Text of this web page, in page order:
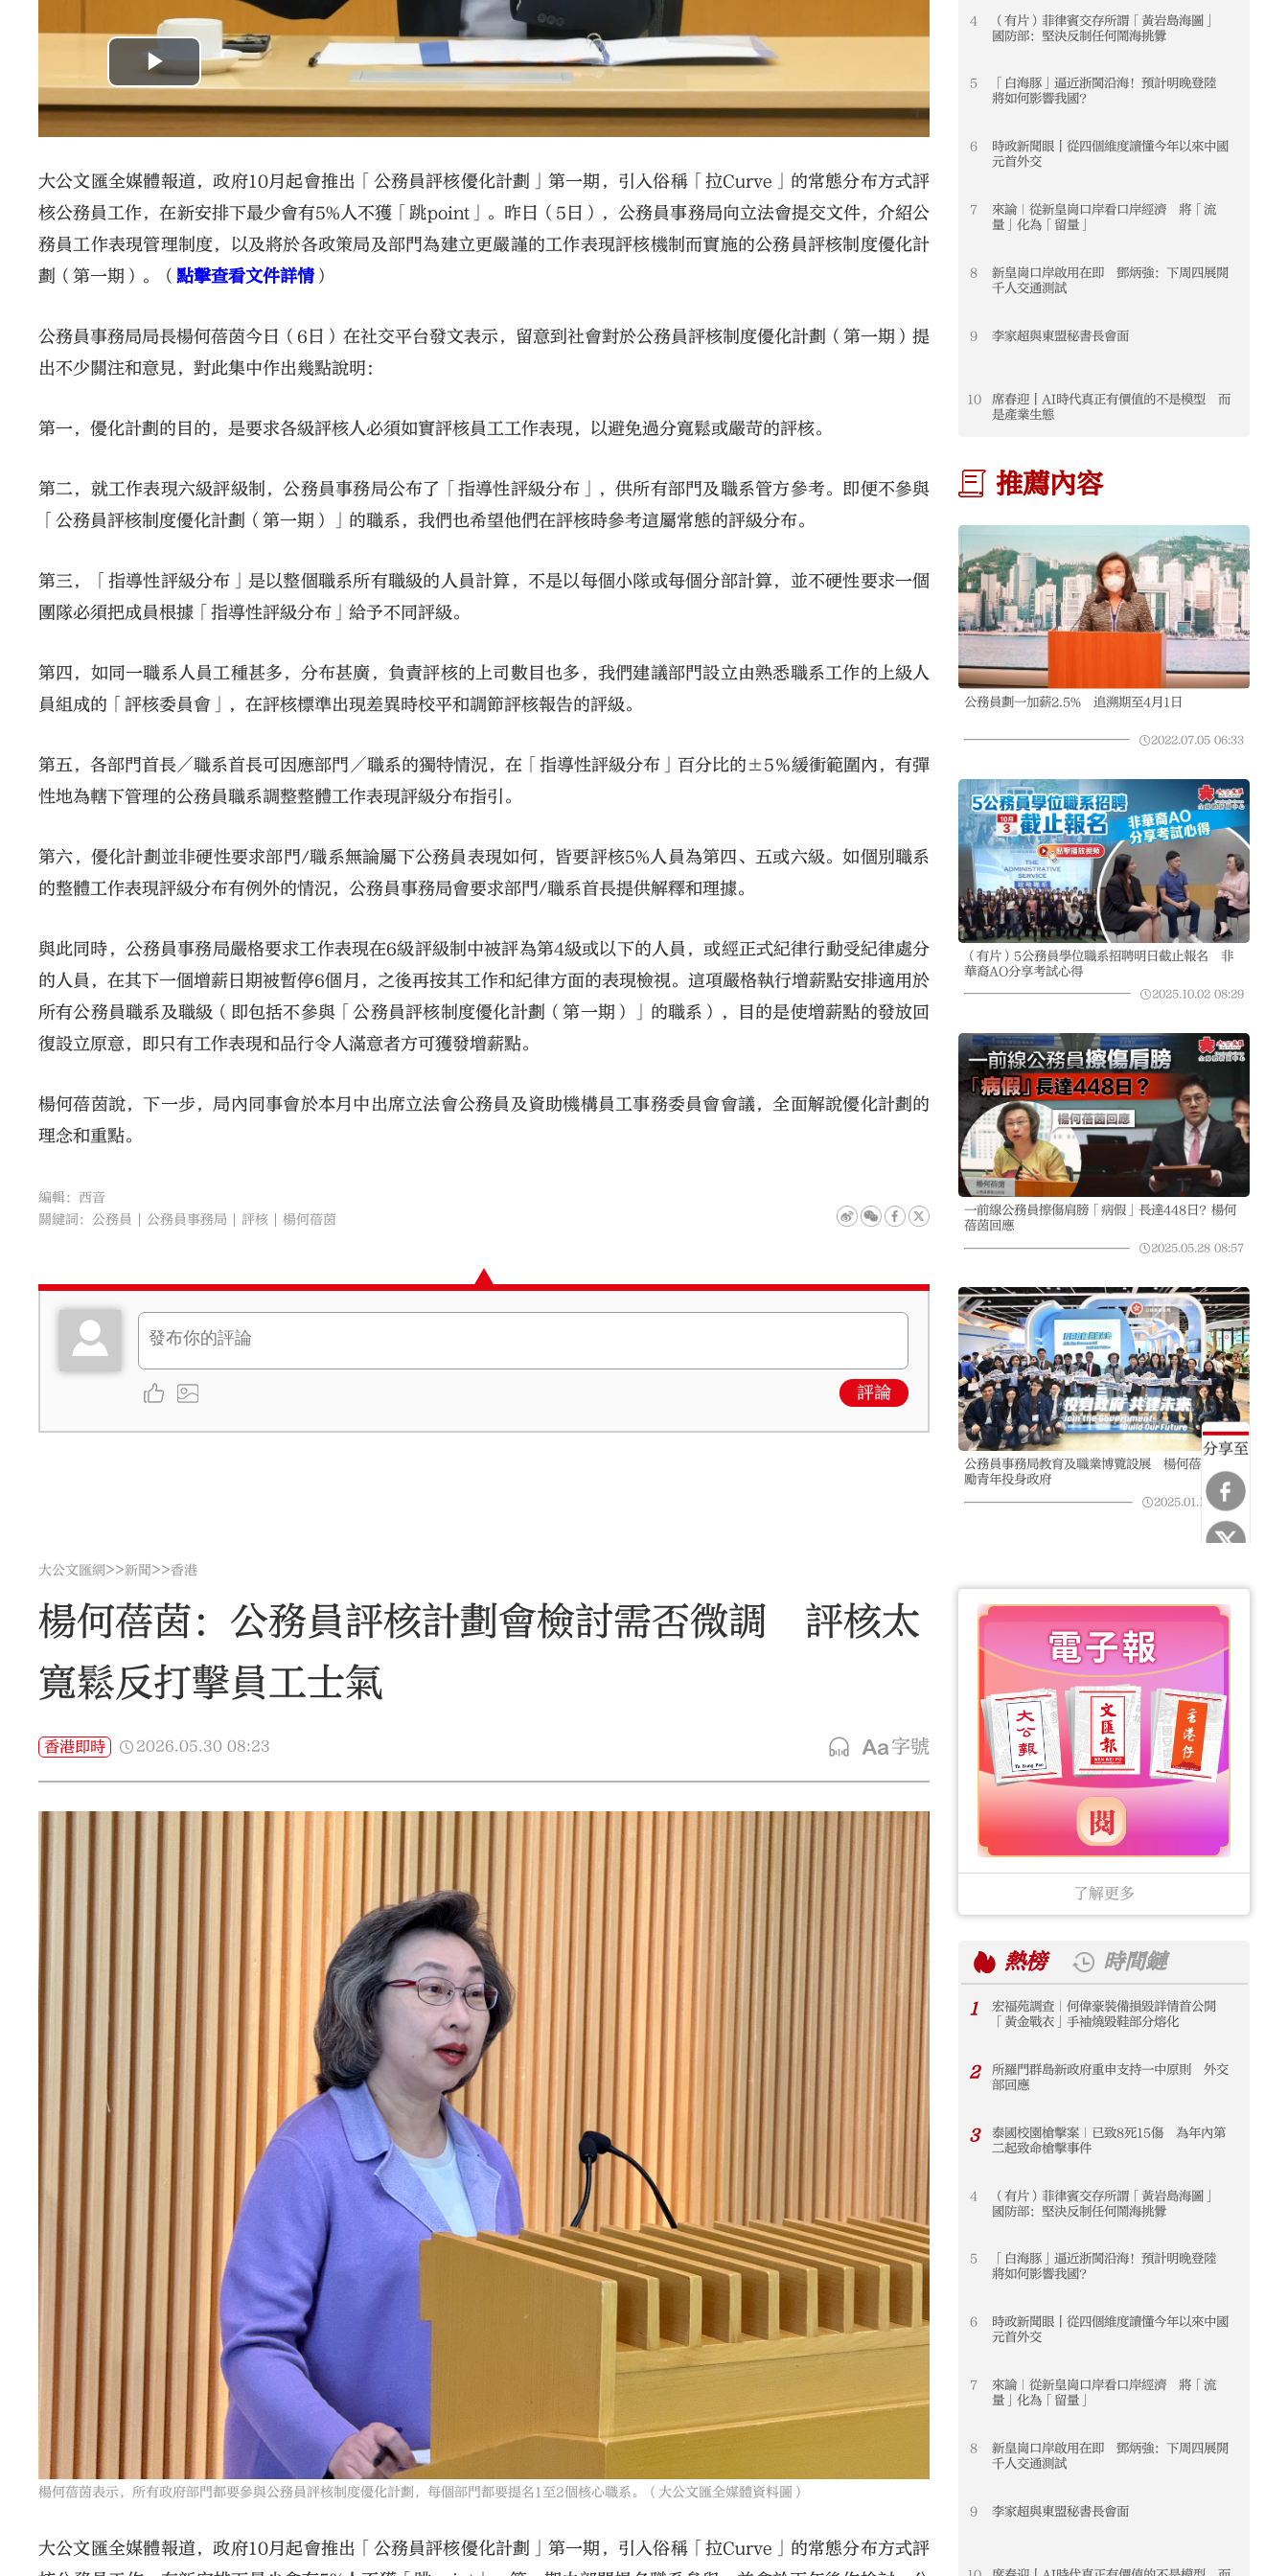
分享至
大公文匯全媒體報道，政府10月起會推出「公務員評核優化計劃」第一期，引入俗稱「拉Curve」的常態分布方式評
核公務員工作，在新安排下最少會有5%人不獲「跳point」。昨日（5日），公務員事務局向立法會提交文件，介紹公
務員工作表現管理制度，以及將於各政策局及部門為建立更嚴謹的工作表現評核機制而實施的公務員評核制度優化計
劃（第一期）。（ 點擊查看文件詳情）
公務員事務局局長楊何蓓茵今日（6日）在社交平台發文表示，留意到社會對於公務員評核制度優化計劃（第一期）提
出不少關注和意見，對此集中作出幾點說明：
第一，優化計劃的目的，是要求各級評核人必須如實評核員工工作表現，以避免過分寬鬆或嚴苛的評核。
第二，就工作表現六級評級制，公務員事務局公布了「指導性評級分布」，供所有部門及職系管方參考。即便不參與
「公務員評核制度優化計劃（第一期）」的職系，我們也希望他們在評核時參考這屬常態的評級分布。
第三，「指導性評級分布」是以整個職系所有職級的人員計算，不是以每個小隊或每個分部計算，並不硬性要求一個
團隊必須把成員根據「指導性評級分布」給予不同評級。
第四，如同一職系人員工種甚多，分布甚廣，負責評核的上司數目也多，我們建議部門設立由熟悉職系工作的上級人
員組成的「評核委員會」，在評核標準出現差異時校平和調節評核報告的評級。
第五，各部門首長／職系首長可因應部門／職系的獨特情況，在「指導性評級分布」百分比的±5％緩衝範圍內，有彈
性地為轄下管理的公務員職系調整整體工作表現評級分布指引。
第六，優化計劃並非硬性要求部門/職系無論屬下公務員表現如何，皆要評核5%人員為第四、五或六級。如個別職系
的整體工作表現評級分布有例外的情況，公務員事務局會要求部門/職系首長提供解釋和理據。
與此同時，公務員事務局嚴格要求工作表現在6級評級制中被評為第4級或以下的人員，或經正式紀律行動受紀律處分
的人員，在其下一個增薪日期被暫停6個月，之後再按其工作和紀律方面的表現檢視。這項嚴格執行增薪點安排適用於
所有公務員職系及職級（即包括不參與「公務員評核制度優化計劃（第一期）」的職系），目的是使增薪點的發放回
復設立原意，即只有工作表現和品行令人滿意者方可獲發增薪點。
楊何蓓茵說，下一步，局內同事會於本月中出席立法會公務員及資助機構員工事務委員會會議，全面解說優化計劃的
理念和重點。
編輯：西音
關鍵詞： 公務員 公務員事務局 評核 楊何蓓茵
評論
4
（有片）菲律賓交存所謂「黃岩島海圖」
國防部：堅決反制任何鬧海挑釁
5
「白海豚」逼近浙閩沿海！預計明晚登陸
將如何影響我國？
6
時政新聞眼丨從四個維度讀懂今年以來中國
元首外交
7
來論｜從新皇崗口岸看口岸經濟 將「流
量」化為「留量」
8
新皇崗口岸啟用在即 鄧炳強：下周四展開
千人交通測試
9 李家超與東盟秘書長會面
10
席春迎丨AI時代真正有價值的不是模型 而
是產業生態
推薦內容
公務員劃一加薪2.5% 追溯期至4月1日
2022.07.05 06:33
（有片）5公務員學位職系招聘明日截止報名 非
華裔AO分享考試心得
2025.10.02 08:29
一前線公務員擦傷肩膀「病假」長達448日？楊何
蓓茵回應
2025.05.28 08:57
公務員事務局教育及職業博覽設展 楊何蓓茵：鼓
勵青年投身政府
2025.01.16 12:22
大公文匯網>>新聞>>香港
楊何蓓茵：公務員評核計劃會檢討需否微調 評核太
寬鬆反打擊員工士氣
香港即時 2026.05.30 08:23 字號
楊何蓓茵表示，所有政府部門都要參與公務員評核制度優化計劃，每個部門都要提名1至2個核心職系。（大公文匯全媒體資料圖）
大公文匯全媒體報道，政府10月起會推出「公務員評核優化計劃」第一期，引入俗稱「拉Curve」的常態分布方式評
了解更多
熱榜 時間鏈
1
宏福苑調查｜何偉豪裝備損毀詳情首公開
「黃金戰衣」手袖燒毀鞋部分熔化
2
所羅門群島新政府重申支持一中原則 外交
部回應
3
泰國校園槍擊案｜已致8死15傷 為年內第
二起致命槍擊事件
4
（有片）菲律賓交存所謂「黃岩島海圖」
國防部：堅決反制任何鬧海挑釁
5
「白海豚」逼近浙閩沿海！預計明晚登陸
將如何影響我國？
6
時政新聞眼丨從四個維度讀懂今年以來中國
元首外交
7
來論｜從新皇崗口岸看口岸經濟 將「流
量」化為「留量」
8
新皇崗口岸啟用在即 鄧炳強：下周四展開
千人交通測試
9 李家超與東盟秘書長會面